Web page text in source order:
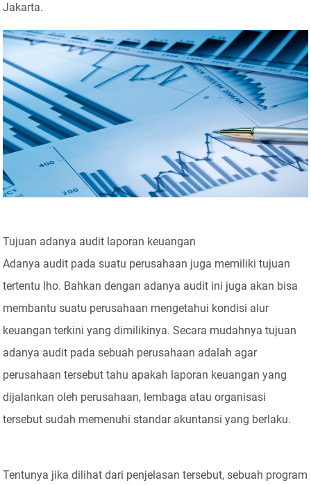
Jakarta.
Tujuan adanya audit laporan keuangan
Adanya audit pada suatu perusahaan juga memiliki tujuan
tertentu lho. Bahkan dengan adanya audit ini juga akan bisa
membantu suatu perusahaan mengetahui kondisi alur
keuangan terkini yang dimilikinya. Secara mudahnya tujuan
adanya audit pada sebuah perusahaan adalah agar
perusahaan tersebut tahu apakah laporan keuangan yang
dijalankan oleh perusahaan, lembaga atau organisasi
tersebut sudah memenuhi standar akuntansi yang berlaku.
Tentunya jika dilihat dari penjelasan tersebut, sebuah program